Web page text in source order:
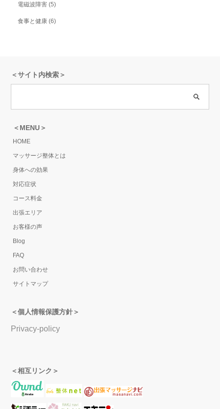
電磁波障害 (5)
食事と健康 (6)
＜サイト内検索＞
＜MENU＞
HOME
マッサージ整体とは
身体への効果
対応症状
コース料金
出張エリア
お客様の声
Blog
FAQ
お問い合わせ
サイトマップ
＜個人情報保護方針＞
Privacy-policy
＜相互リンク＞